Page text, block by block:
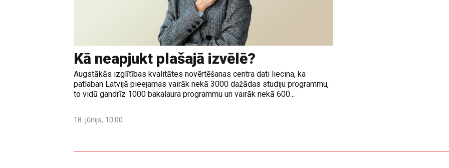
Kā neapjukt plašajā izvēlē?
Augstākās izglītības kvalitātes novērtēšanas centra dati liecina, ka
patlaban Latvijā pieejamas vairāk nekā 3000 dažādas studiju programmu,
to vidū gandrīz 1000 bakalaura programmu un vairāk nekā 600...
18. jūnijs, 10:00